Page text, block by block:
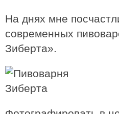
На днях мне
современных
Зиберта».